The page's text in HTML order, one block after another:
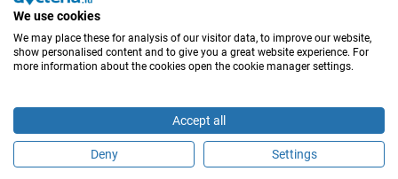
Sind Sie dieser Behandler?
We use cookies
We may place these for analysis of our visitor data, to improve our website,
show personalised content and to give you a great website experience. For
more information about the cookies open the cookie manager settings.
Accept all
Deny Settings